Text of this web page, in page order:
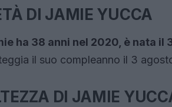
DI JAMIE YUCCA
ha 38 anni nel 2020, è nata il
il suo compleanno il 3
DI JAMIE